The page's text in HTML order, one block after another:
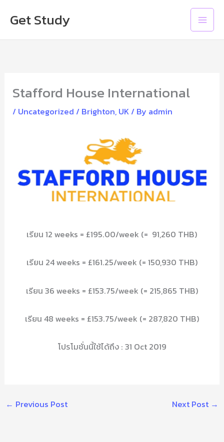
content
Get Study
Main
Stafford House International
/ Uncategorized / Brighton, UK / By admin
เรียน 12 weeks = £195.00/week (= 91,260 THB)
เรียน 24 weeks = £161.25/week (= 150,930 THB)
เรียน 36 weeks = £153.75/week (= 215,865 THB)
เรียน 48 weeks = £153.75/week (= 287,820 THB)
โปรโมชั่นนี้ใช้ได้ถึง : 31 Oct 2019
← Previous Post Next Post →